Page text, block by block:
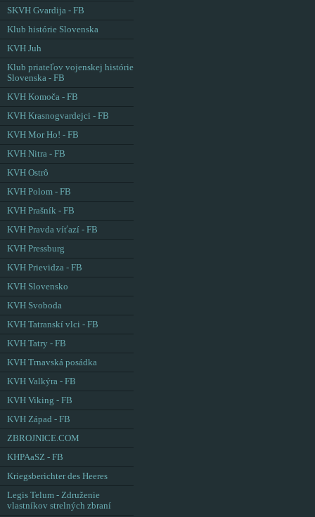
SKVH Gvardija - FB
Klub histórie Slovenska
KVH Juh
Klub priateľov vojenskej histórie
Slovenska - FB
KVH Komoča - FB
KVH Krasnogvardejci - FB
KVH Mor Ho! - FB
KVH Nitra - FB
KVH Ostrô
KVH Polom - FB
KVH Prašník - FB
KVH Pravda víťazí - FB
KVH Pressburg
KVH Prievidza - FB
KVH Slovensko
KVH Svoboda
KVH Tatranskí vlci - FB
KVH Tatry - FB
KVH Trnavská posádka
KVH Valkýra - FB
KVH Viking - FB
KVH Západ - FB
ZBROJNICE.COM
KHPAaSZ - FB
Kriegsberichter des Heeres
Legis Telum - Združenie
vlastníkov strelných zbraní